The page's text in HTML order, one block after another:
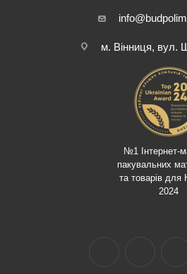
м. Вінниця, вул.
№1 Інтернет-
пакувальних
та товарів для
2024